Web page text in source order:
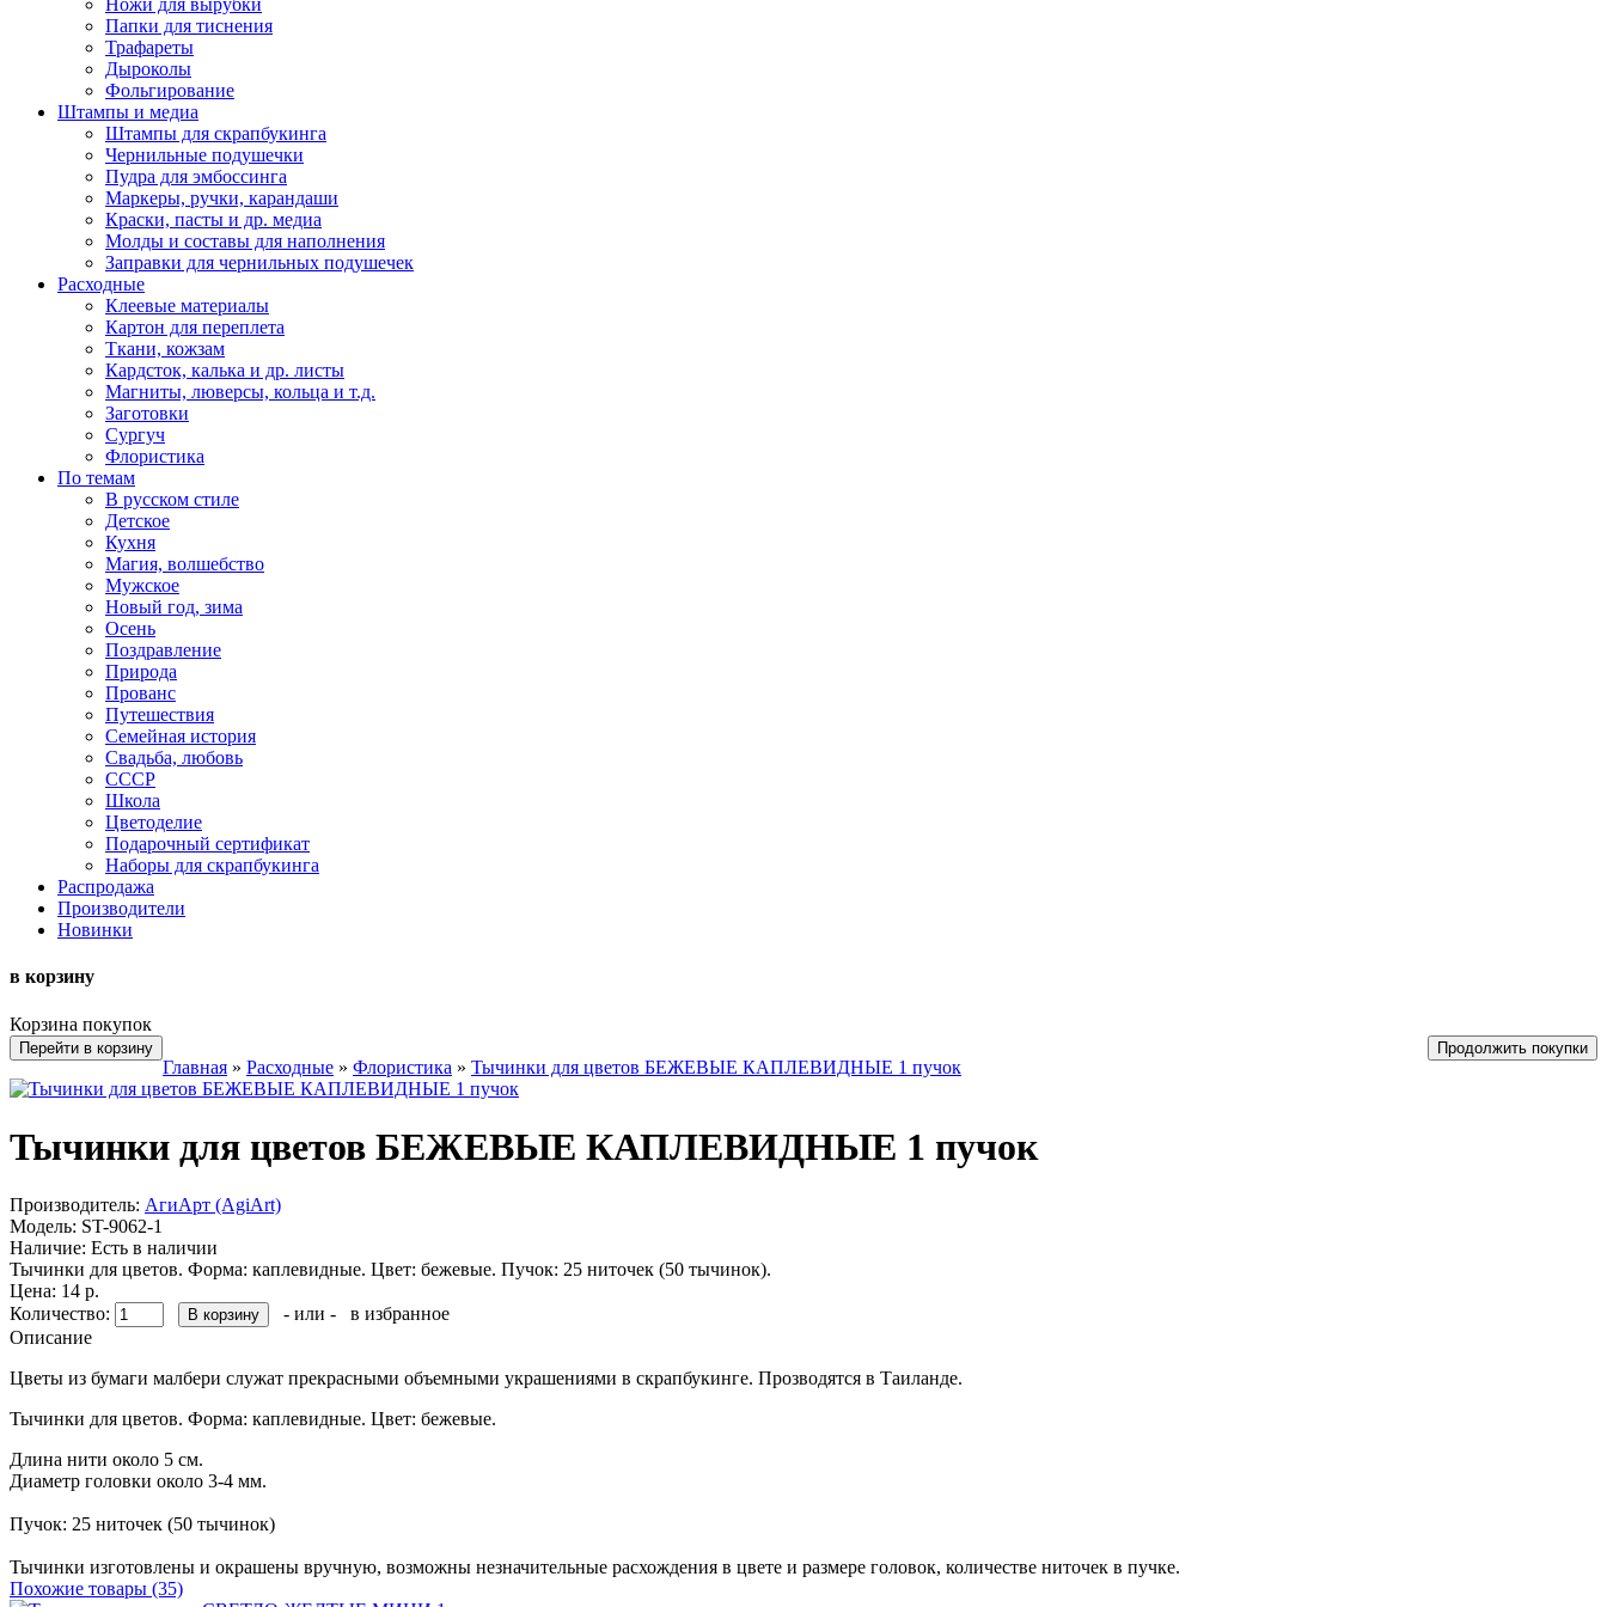
Ножи для вырубки
Папки для тиснения
Трафареты
Дыроколы
Фольгирование
Штампы и медиа
Штампы для скрапбукинга
Чернильные подушечки
Пудра для эмбоссинга
Маркеры, ручки, карандаши
Краски, пасты и др. медиа
Молды и составы для наполнения
Заправки для чернильных подушечек
Расходные
Клеевые материалы
Картон для переплета
Ткани, кожзам
Кардсток, калька и др. листы
Магниты, люверсы, кольца и т.д.
Заготовки
Сургуч
Флористика
По темам
В русском стиле
Детское
Кухня
Магия, волшебство
Мужское
Новый год, зима
Осень
Поздравление
Природа
Прованс
Путешествия
Семейная история
Свадьба, любовь
СССР
Школа
Цветоделие
Подарочный сертификат
Наборы для скрапбукинга
Распродажа
Производители
Новинки
в корзину
Корзина покупок
Перейти в корзину Продолжить покупки
Главная » Расходные » Флористика » Тычинки для цветов БЕЖЕВЫЕ КАПЛЕВИДНЫЕ 1 пучок
Тычинки для цветов БЕЖЕВЫЕ КАПЛЕВИДНЫЕ 1 пучок
Производитель: АгиАрт (AgiArt)
Модель: ST-9062-1
Наличие: Есть в наличии
Тычинки для цветов. Форма: каплевидные. Цвет: бежевые. Пучок: 25 ниточек (50 тычинок).
Цена: 14 р.
Количество:
- или -
в избранное
Описание
Цветы из бумаги малбери служат прекрасными объемными украшениями в скрапбукинге. Прозводятся в Таиланде.
Тычинки для цветов. Форма: каплевидные. Цвет: бежевые.
Длина нити около 5 см.
Диаметр головки около 3-4 мм.
Пучок: 25 ниточек (50 тычинок)
Тычинки изготовлены и окрашены вручную, возможны незначительные расхождения в цвете и размере головок, количестве ниточек в пучке.
Похожие товары (35)